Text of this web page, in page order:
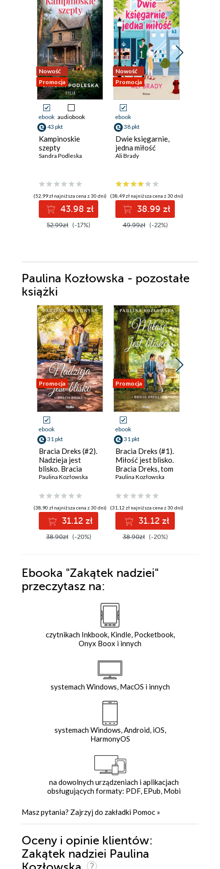
Nowość
Promocja
ebook audiobook
43 pkt
Kampinoskie
szepty
Sandra Podleska
(52,99 zł najniższa cena z 30 dni)
43.98 zł
52.99zł (-17%)
Nowość
Promocja
ebook
38 pkt
Dwie księgarnie,
jedna miłość
Ali Brady
(38,49 zł najniższa cena z 30 dni)
38.99 zł
49.99zł (-22%)
Paulina Kozłowska - pozostałe
książki
Promocja
ebook
31 pkt
Bracia Dreks (#2).
Nadzieja jest
blisko. Bracia
Dreks tom 2
Paulina Kozłowska
(38,90 zł najniższa cena z 30 dni)
31.12 zł
38.90zł (-20%)
Promocja
ebook
31 pkt
Bracia Dreks (#1).
Miłość jest blisko.
Bracia Dreks, tom
1
Paulina Kozłowska
(31,12 zł najniższa cena z 30 dni)
31.12 zł
38.90zł (-20%)
Ebooka "Zakątek nadziei"
przeczytasz na:
czytnikach Inkbook, Kindle, Pocketbook,
Onyx Boox i innych
systemach Windows, MacOS i innych
systemach Windows, Android, iOS,
HarmonyOS
na dowolnych urządzeniach i aplikacjach
obsługujących formaty: PDF, EPub, Mobi
Masz pytania? Zajrzyj do zakładki Pomoc »
Oceny i opinie klientów:
Zakątek nadziei Paulina